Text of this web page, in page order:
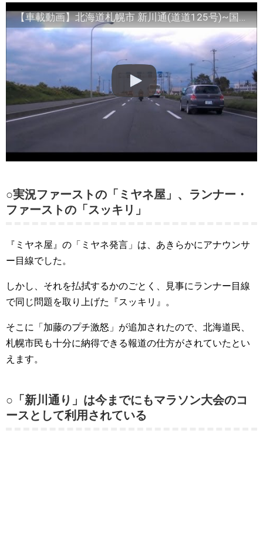
【車載動画】北海道札幌市 新川通(道道125号)~国道337号
○実況ファーストの「ミヤネ屋」、ランナー・
ファーストの「スッキリ」
『ミヤネ屋』の「ミヤネ発言」は、あきらかにアナウンサ
ー目線でした。
しかし、それを払拭するかのごとく、見事にランナー目線
で同じ問題を取り上げた『スッキリ』。
そこに「加藤のプチ激怒」が追加されたので、北海道民、
札幌市民も十分に納得できる報道の仕方がされていたとい
えます。
○「新川通り」は今までにもマラソン大会のコ
ースとして利用されている